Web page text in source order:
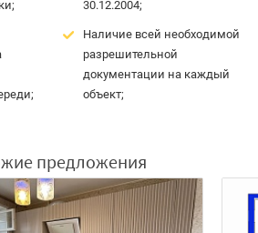
30.12.2004;
Наличие всей необходимой
разрешительной
документации на каждый
объект;
предложения